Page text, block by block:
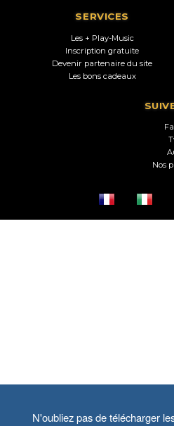
SERVICES
Les + Play-Music
Inscription gratuite
Devenir partenaire du site
Les bons cadeaux
Nos
N'oubliez pas de télécharger